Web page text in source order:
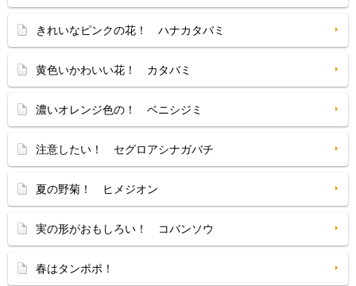
きれいなピンクの花！ ハナカタバミ
黄色いかわいい花！ カタバミ
濃いオレンジ色の！ ベニシジミ
注意したい！ セグロアシナガバチ
夏の野菊！ ヒメジオン
実の形がおもしろい！ コバンソウ
春はタンポポ！